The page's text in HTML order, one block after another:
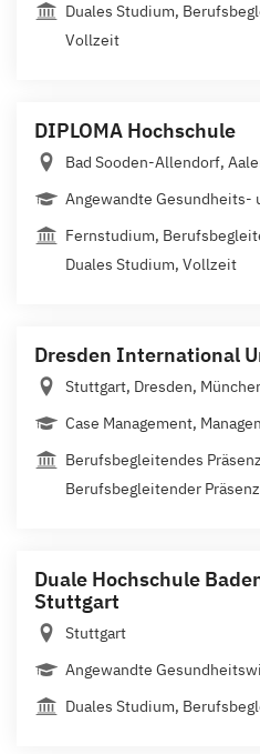
Duales Studium,
Vollzeit
DIPLOMA Hochschule
Bad Sooden-Allendorf,
Angewandte Gesundheits-
Fernstudium,
Duales Studium, Vollzeit
Dresden International
Stuttgart, Dresden,
Case Management,
Berufsbegleitendes
Berufsbegleitender
Duale Hochschule
Stuttgart
Stuttgart
Angewandte
Duales Studium,